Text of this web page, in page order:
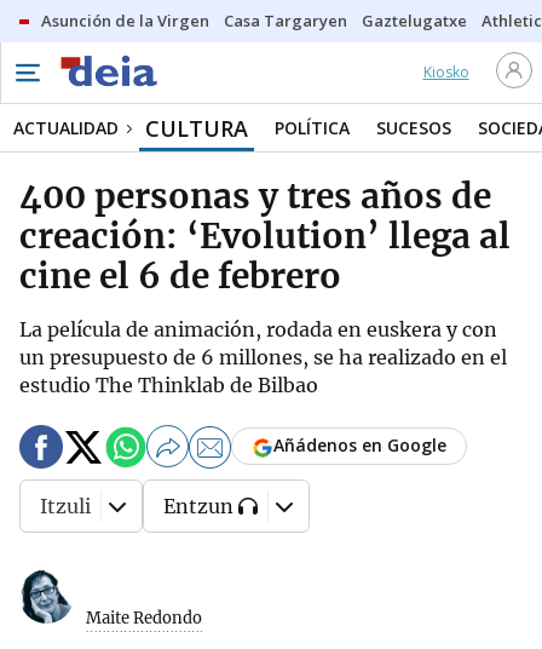
Asunción de la Virgen Casa Targaryen Gaztelugatxe Athletic
Kiosko
ACTUALIDAD CULTURA POLÍTICA SUCESOS
400 personas y tres años de
creación: ‘Evolution’ llega al
cine el 6 de febrero
La película de animación, rodada en euskera y con
un presupuesto de 6 millones, se ha realizado en el
estudio The Thinklab de Bilbao
Maite Redondo
Añádenos en Google
Itzuli Entzun